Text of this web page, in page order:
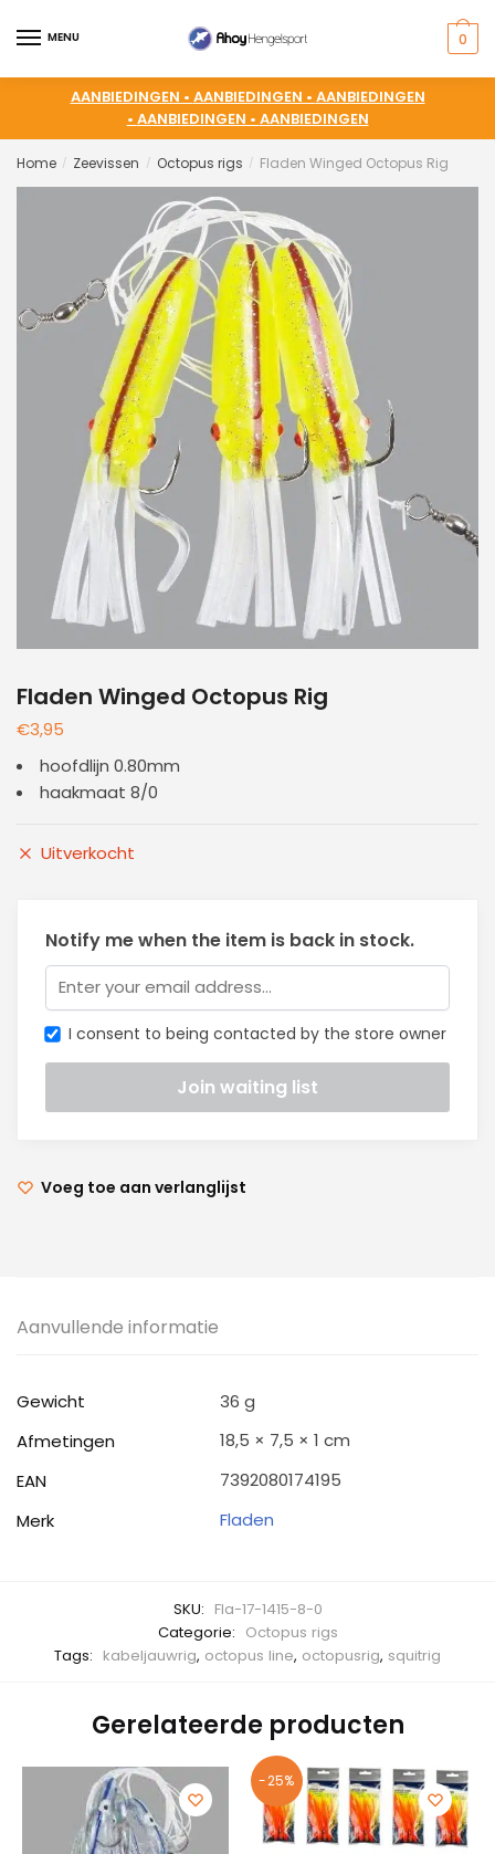
MENU 0
AANBIEDINGEN • AANBIEDINGEN • AANBIEDINGEN
• AANBIEDINGEN • AANBIEDINGEN
Home / Zeevissen / Octopus rigs / Fladen Winged Octopus Rig
Fladen Winged Octopus Rig
€3,95
hoofdlijn 0.80mm
haakmaat 8/0
Uitverkocht
Notify me when the item is back in stock.
I consent to being contacted by the store owner
Voeg toe aan verlanglijst
Aanvullende informatie
Gewicht
36 g
Afmetingen
18,5 × 7,5 × 1 cm
EAN
7392080174195
Merk
Fladen
SKU: Fla-17-1415-8-0
Categorie: Octopus rigs
Tags: kabeljauwrig, octopus line, octopusrig, squitrig
Gerelateerde producten
-25%